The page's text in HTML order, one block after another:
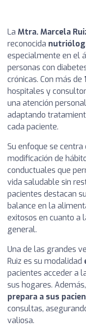
La Mtra. Marcela
reconocida
especialmente en el
personas con
crónicas. Con más de
hospitales y
una atención
adaptando
cada paciente.
Su enfoque se
modificación de
conductuales que
vida saludable sin
pacientes destacan
balance en la
exitosos en cuanto a
general.
Una de las grandes
Ruiz es su modalidad
pacientes acceder a
sus hogares.
prepara a sus
consultas,
valiosa.